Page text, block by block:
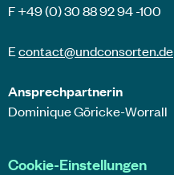
F +49 (0) 30 88 92 94 -100
Econtact@undconsorten.de
Ansprechpartnerin
Dominique Göricke-Worrall
Cookie-Einstellungen